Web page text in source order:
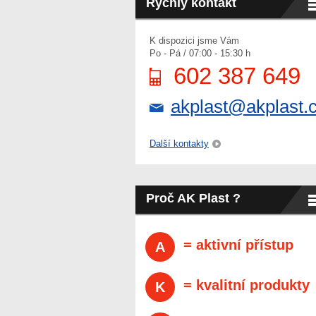
Rychlý kontakt
K dispozici jsme Vám
Po - Pá / 07:00 - 15:30 h
602 387 649
Další kontakty
Proč AK Plast ?
A = aktivní přístup
K = kvalitní produkty